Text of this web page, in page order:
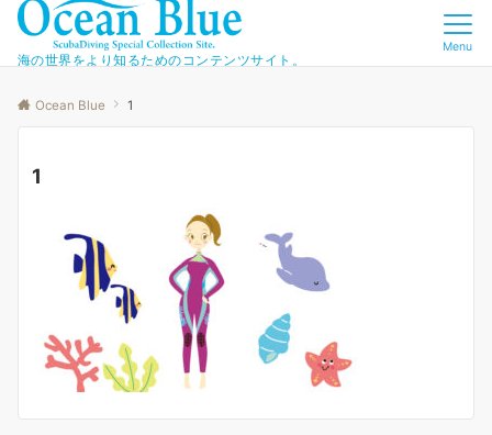
海の世界をより知るためのコンテンツサイト。
Menu
Ocean Blue 1
1